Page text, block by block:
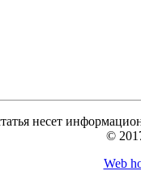
несет
©
Web